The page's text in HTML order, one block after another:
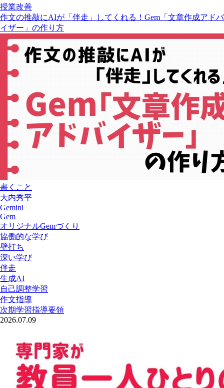
授業改善
作文の推敲にAIが「伴走」してくれる！Gem「文章作成アドバ
イザー」の作り方
書くこと
大内秀平
Gemini
Gem
オリジナルGemづくり
協働的な学び
壁打ち
深い学び
伴走
生成AI
自己調整学習
作文指導
次期学習指導要領
2026.07.09